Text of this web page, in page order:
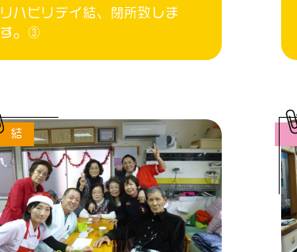
リハビリデイ結、閉所致しま
す。③
結